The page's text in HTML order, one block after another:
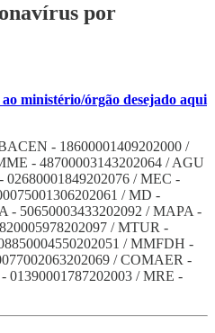
por
ministério/órgão desejado aqui
- 18600001409202000 /
- 48700003143202064 / AGU
/ MEC -
/ MD -
- 50650003433202092 / MAPA -
/ MTUR -
/ MMFDH -
/ COMAER -
01390001787202003 / MRE -